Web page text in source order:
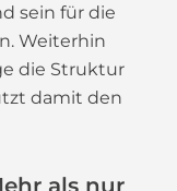
sein für die
Weiterhin
die Struktur
damit den